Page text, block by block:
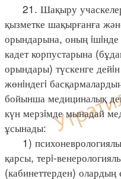
21. Шақыру
қызметке шақырғанға
орындарына, оның
кадет корпустарына
орындары) түскенге
жөнiндегi
бойынша медициналық
күн мерзiмде мынадай
ұсынады:
1)
қарсы, терi-
(кабинеттерден)